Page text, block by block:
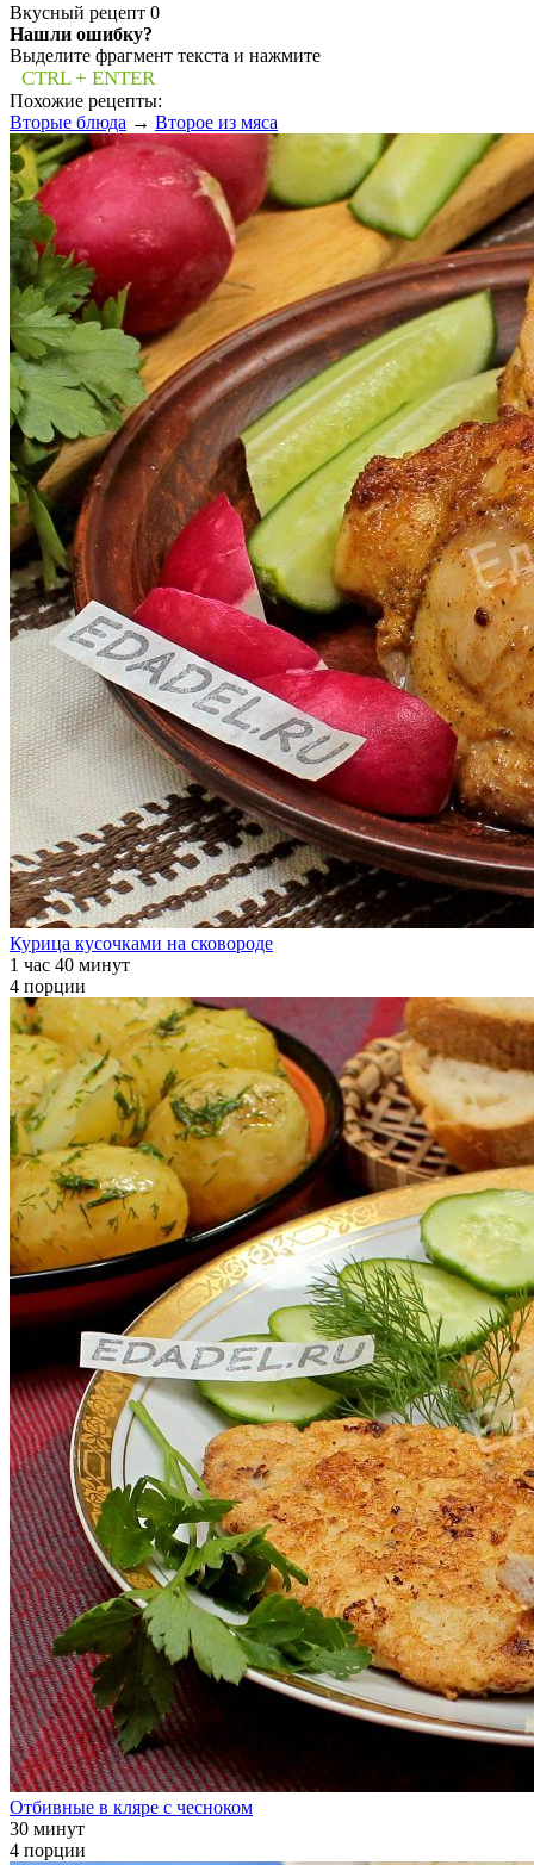
Вкусный рецепт 0
Нашли ошибку?
Выделите фрагмент текста и нажмите
CTRL + ENTER
Похожие рецепты:
Вторые блюда → Второе из мяса
Курица кусочками на сковороде
1 час 40 минут
4 порции
Отбивные в кляре с чесноком
30 минут
4 порции